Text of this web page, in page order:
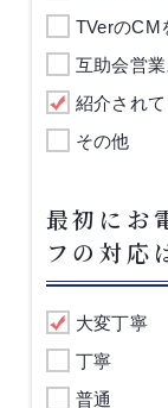
TVerのCM
互助会営
紹介されて
その他
最初にお
フの対応
大変丁寧
丁寧
普通